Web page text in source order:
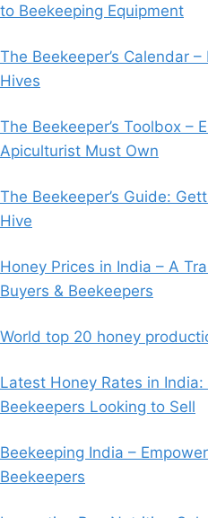
to Beekeeping Equipment
The Beekeeper’s Calendar
Hives
The Beekeeper’s Toolbox –
Apiculturist Must Own
The Beekeeper’s Guide:
Hive
Honey Prices in India – A
Buyers & Beekeepers
World top 20 honey
Latest Honey Rates in
Beekeepers Looking to Sell
Beekeeping India –
Beekeepers